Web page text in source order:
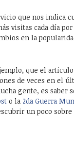
que nos indica
visitas cada día
en la
que el
de veces en el
gente, es saber
o la 2da Guerra
un poco